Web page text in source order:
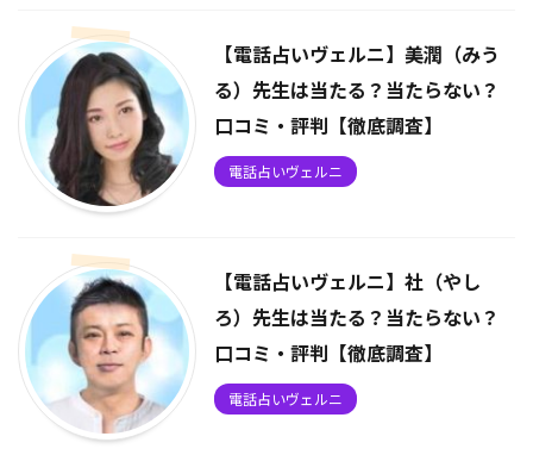
【電話占いヴェルニ】美潤（みう
る）先生は当たる？当たらない？
口コミ・評判【徹底調査】
電話占いヴェルニ
【電話占いヴェルニ】社（やし
ろ）先生は当たる？当たらない？
口コミ・評判【徹底調査】
電話占いヴェルニ